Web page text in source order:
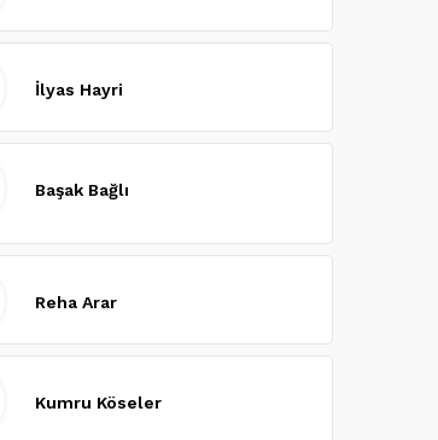
İlyas Hayri
Başak Bağlı
Reha Arar
Kumru Köseler